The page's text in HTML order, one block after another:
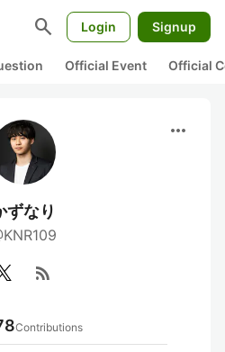
search Login Signup
Official Event Official
more_horiz
ずなり
rss_feed
Contributions